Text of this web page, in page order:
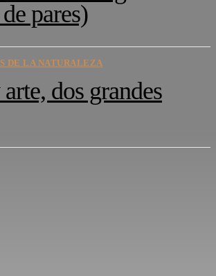
pares)
DE LA NATURALEZA
dos grandes